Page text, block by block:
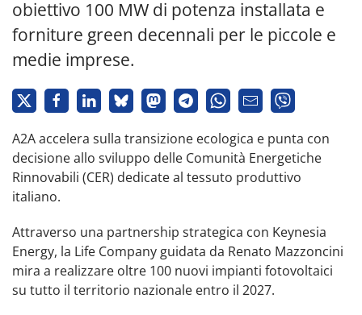
obiettivo 100 MW di potenza installata e
forniture green decennali per le piccole e
medie imprese.
A2A accelera sulla transizione ecologica e punta con
decisione allo sviluppo delle Comunità Energetiche
Rinnovabili (CER) dedicate al tessuto produttivo
italiano.
Attraverso una partnership strategica con Keynesia
Energy, la Life Company guidata da Renato Mazzoncini
mira a realizzare oltre 100 nuovi impianti fotovoltaici
su tutto il territorio nazionale entro il 2027.